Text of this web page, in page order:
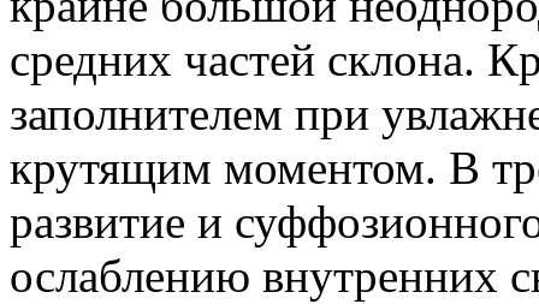
средних частей склона.
заполнителем при
крутящим моментом. В
развитие и
ослаблению внутренних